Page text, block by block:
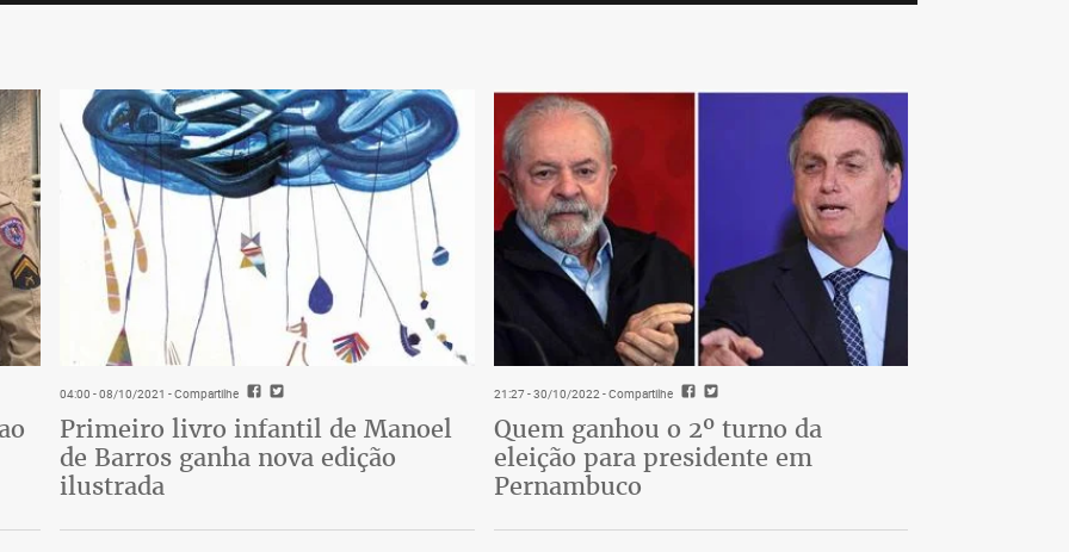
04:00 - 08/10/2021 - Compartilhe
Primeiro livro infantil de Manoel
de Barros ganha nova edição
ilustrada
21:27 - 30/10/2022- Compartilhe
Quem ganhou o 2º turno da
eleição para presidente em
Pernambuco